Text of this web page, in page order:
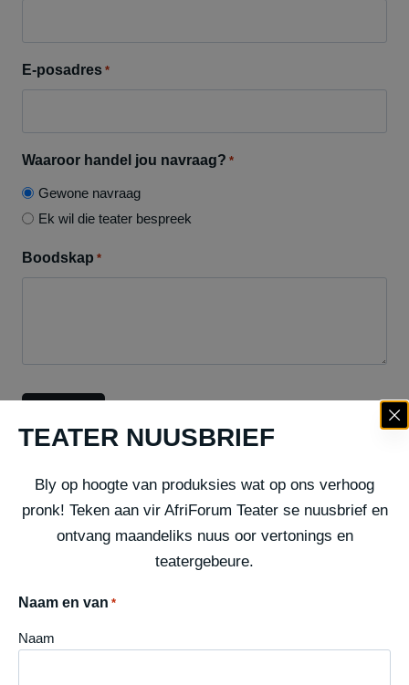
E-posadres *
Waaroor handel jou navraag? *
Gewone navraag
Ek wil die teater bespreek
Boodskap *
GEREELDE VRAE
TEATER NUUSBRIEF
Bly op hoogte van produksies wat op ons verhoog
pronk! Teken aan vir AfriForum Teater se nuusbrief en
ontvang maandeliks nuus oor vertonings en
teatergebeure.
Naam en van *
Naam